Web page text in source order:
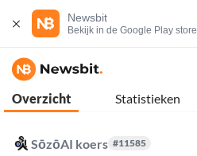
Newsbit
Bekijk in de Google Play store
Overzicht Statistieken
SōzōAI koers #11585